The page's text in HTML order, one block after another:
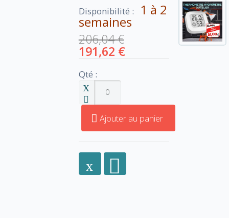
Disponibilité : 1 à 2
semaines
206,04 €
191,62 €
Qté :
Ajouter au panier